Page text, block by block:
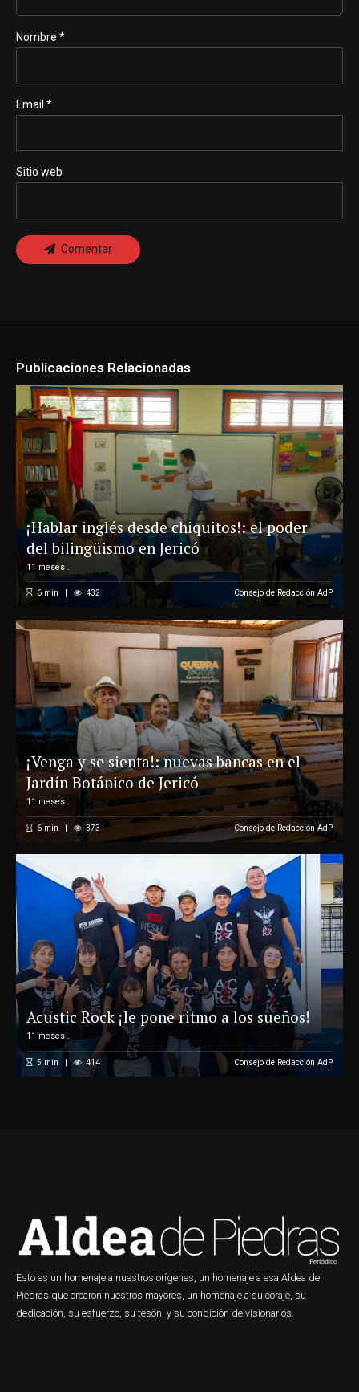
Nombre *
Email *
Sitio web
Comentar
Publicaciones Relacionadas
¡Hablar inglés desde chiquitos!: el poder
del bilingüismo en Jericó
11 meses .
6min 432 Consejo de Redacción AdP
¡Venga y se sienta!: nuevas bancas en el
Jardín Botánico de Jericó
11 meses .
6min 373 Consejo de Redacción AdP
Acustic Rock ¡le pone ritmo a los sueños!
11 meses .
5 min 414 Consejo de Redacción AdP
Esto es un homenaje a nuestros orígenes, un homenaje a esa Aldea del
Piedras que crearon nuestros mayores, un homenaje a su coraje, su
dedicación, su esfuerzo, su tesón, y su condición de visionarios.